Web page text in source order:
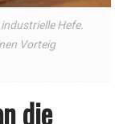
Hefe.
Vorteig
die